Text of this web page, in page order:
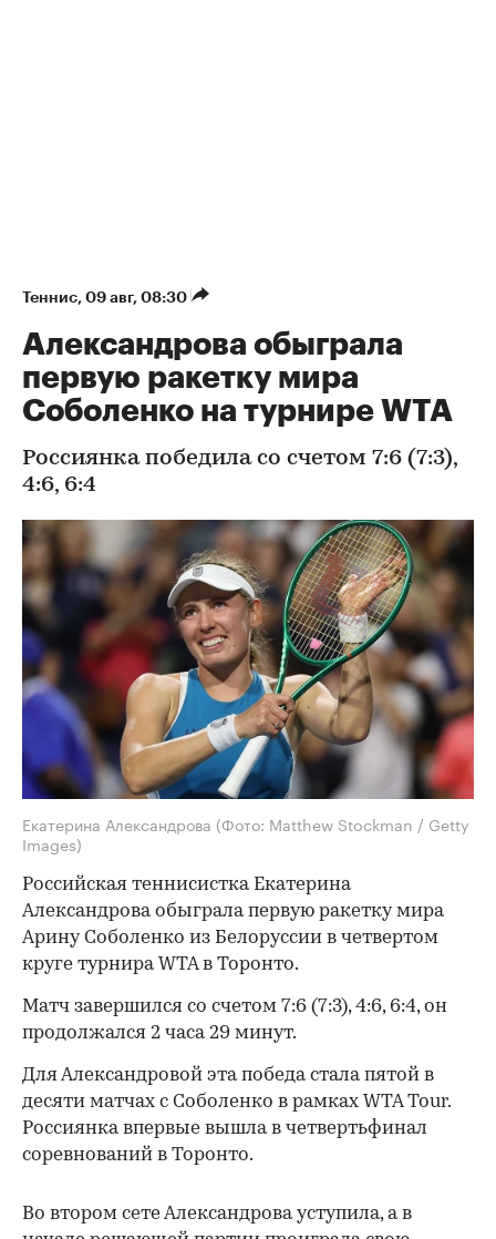
Теннис⁠, 09 авг, 08:30
Александрова обыграла
первую ракетку мира
Соболенко на турнире WTA
Россиянка победила со счетом 7:6 (7:3),
4:6, 6:4
Екатерина Александрова (Фото: Matthew Stockman / Getty
Images)
Российская теннисистка Екатерина
Александрова обыграла первую ракетку мира
Арину Соболенко из Белоруссии в четвертом
круге турнира WTA в Торонто.
Матч завершился со счетом 7:6 (7:3), 4:6, 6:4, он
продолжался 2 часа 29 минут.
Для Александровой эта победа стала пятой в
десяти матчах с Соболенко в рамках WTA Tour.
Россиянка впервые вышла в четвертьфинал
соревнований в Торонто.
Во втором сете Александрова уступила, а в